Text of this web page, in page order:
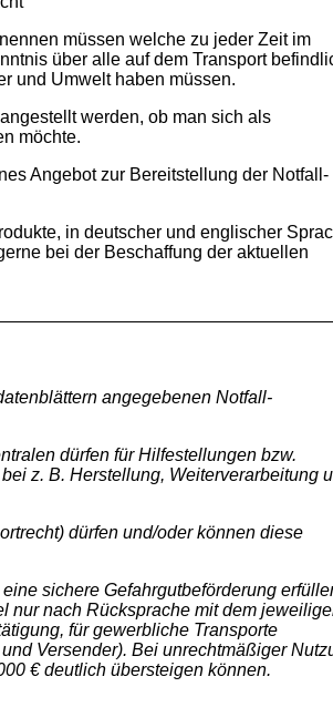
müssen welche zu jeder Zeit im
über alle auf dem Transport
und Umwelt haben müssen.
werden, ob man sich als
möchte.
Angebot zur Bereitstellung der Notfall-
in deutscher und englischer
bei der Beschaffung der aktuellen
angegebenen Notfall-
dürfen für Hilfestellungen bzw.
z. B. Herstellung, Weiterverarbeitung
dürfen und/oder können diese
sichere Gefahrgutbeförderung
nur nach Rücksprache mit dem
für gewerbliche Transporte
Versender). Bei unrechtmäßiger
€ deutlich übersteigen können.